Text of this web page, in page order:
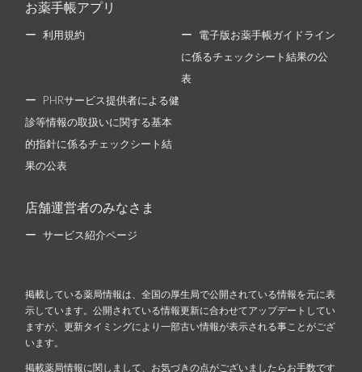
お薬手帳アプリ
利用規約 電子版お薬手帳ガイドライン
に係るチェックシート結果の公
表
PHRサービス提供者による健
診等情報の取扱いに関する基本
的指針に係るチェックシート結
果の公表
店舗運営者のみなさま
サービス紹介ページ
掲載している薬局情報は、全国の厚生局で公開されている情報を元に表
示しています。公開されている情報更新に合わせてアップデートしてい
ますが、更新タイミングにより一部古い情報が表示される事ことがござ
います。
掲載薬局情報に関しまして、お気づきの点がございましたらお手数です